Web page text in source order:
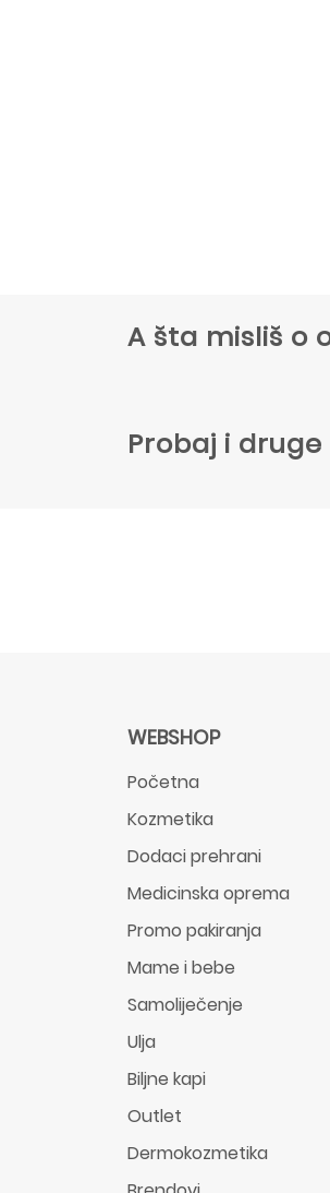
A šta misliš o
Probaj i
WEBSHOP
Početna
Kozmetika
Dodaci prehrani
Medicinska oprema
Promo pakiranja
Mame i bebe
Samoliječenje
Ulja
Biljne kapi
Outlet
Dermokozmetika